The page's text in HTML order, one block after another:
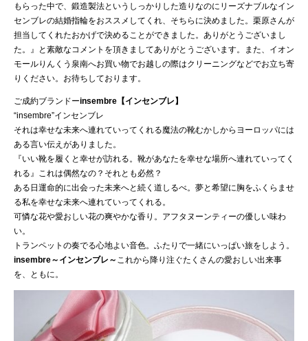
もらった中で、鍛造製法というしっかりした造りなのにリーズナブルなイン
センブレの結婚指輪をおススメしてくれ、そちらに決めました。栗原さんが
担当してくれたおかげで決めることができました。ありがとうございまし
た。』と素敵なコメントを頂きましてありがとうございます。また、イオン
モールりんくう泉南へお買い物でお越しの際はクリーニングなどでお立ち寄
りください。お待ちしております。
ご成約ブランドーinsembre【インセンブレ】
“insembre”インセンブレ
それは幸せな未来へ連れていってくれる魔法の靴むかしからヨーロッパには
ある言い伝えがありました。
『いい靴を履くと幸せが訪れる。靴があなたを幸せな場所へ連れていってく
れる』これは偶然なの？それとも必然？
ある日運命的に出会った未来へと続く道しるべ。夢と希望に胸をふくらませ
る私を幸せな未来へ連れていってくれる。
可憐な花や愛おしい花の爽やかな香り。アフタヌーンティーの優しい味わ
い。
トランペットの奏でる心地よい音色。ふたりで一緒にいっぱい旅をしよう。
insembre～インセンブレ～ これから降り注ぐたくさんの愛おしい出来事
を、ともに。